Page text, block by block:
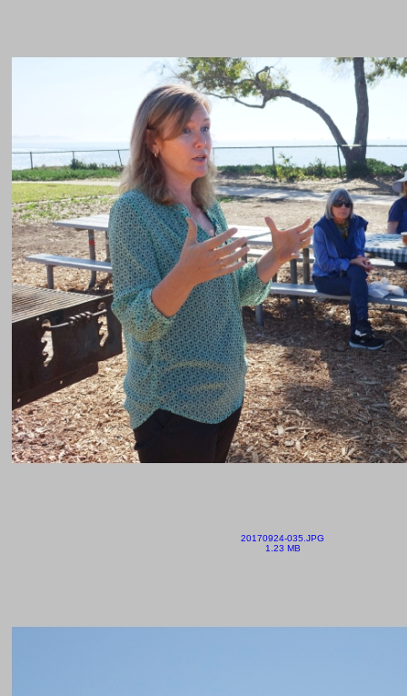
20170924-035.JPG
1.23 MB